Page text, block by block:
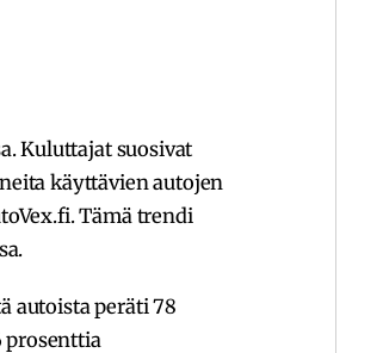
Kuluttajat suosivat
käyttävien autojen
Tämä trendi
autoista peräti 78
prosenttia